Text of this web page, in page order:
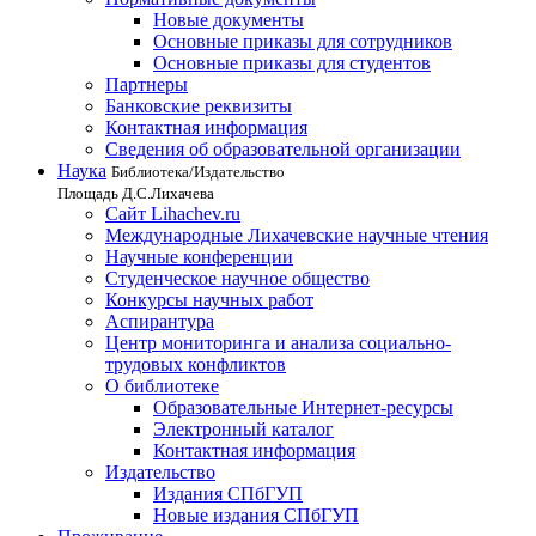
Новые документы
Основные приказы для сотрудников
Основные приказы для студентов
Партнеры
Банковские реквизиты
Контактная информация
Сведения об образовательной организации
Наука Библиотека/Издательство
Площадь Д.С.Лихачева
Сайт Lihachev.ru
Международные Лихачевские научные чтения
Научные конференции
Студенческое научное общество
Конкурсы научных работ
Аспирантура
Центр мониторинга и анализа социально-
трудовых конфликтов
О библиотеке
Образовательные Интернет-ресурсы
Электронный каталог
Контактная информация
Издательство
Издания СПбГУП
Новые издания СПбГУП